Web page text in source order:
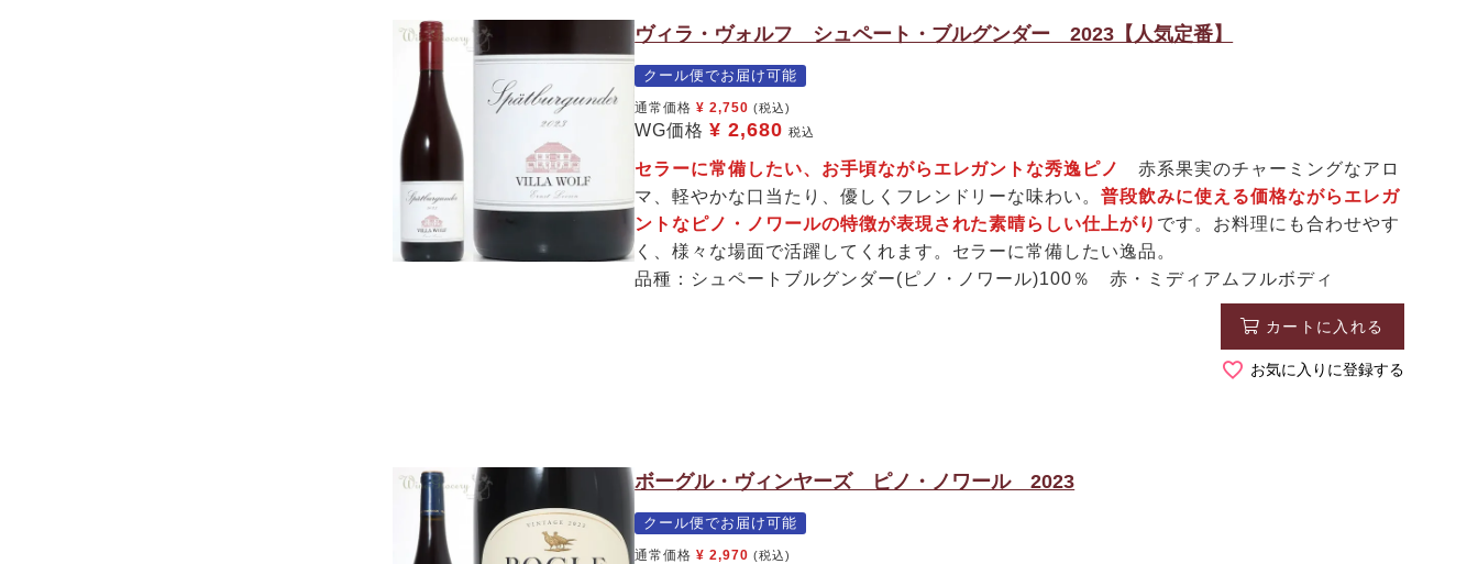
ヴィラ・ヴォルフ シュペート・ブルグンダー 2023【人気定番】
クール便でお届け可能
通常価格 ¥ 2,750 (税込)
WG価格 ¥ 2,680 税込
セラーに常備したい、お手頃ながらエレガントな秀逸ピノ
赤系果実のチャーミングなアロ
マ、軽やかな口当たり、優しくフレンドリーな味わい。普段飲みに使える価格ながらエレガ
ントなピノ・ノワールの特徴が表現された素晴らしい仕上がり です。お料理にも合わせやす
く、様々な場面で活躍してくれます。セラーに常備したい逸品。
品種：シュペートブルグンダー(ピノ・ノワール)100％ 赤・ミディアムフルボディ
カートに入れる
お気に入りに登録する
ボーグル・ヴィンヤーズ ピノ・ノワール 2023
クール便でお届け可能
通常価格 ¥ 2,970 (税込)